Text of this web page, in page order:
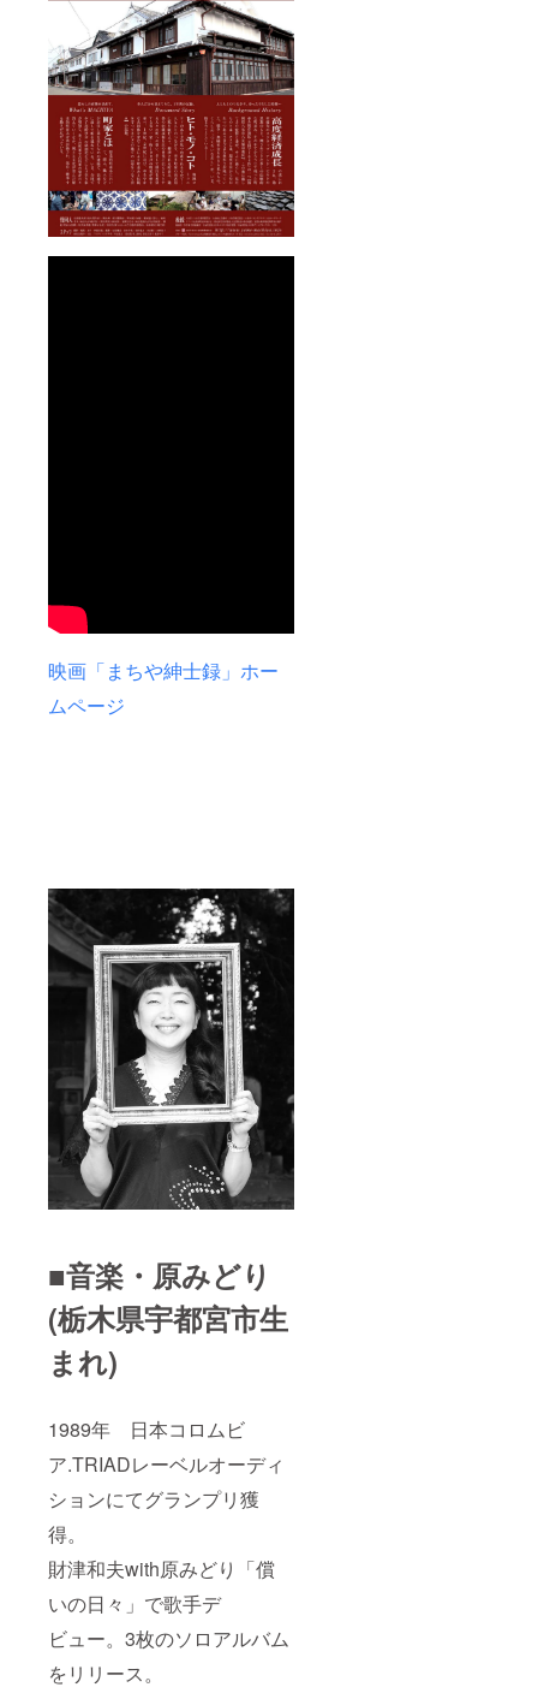
映画「まちや紳士録」ホー
ムページ
■音楽・原みどり
(栃木県宇都宮市生
まれ)
1989年 日本コロムビ
ア.TRIADレーベルオーディ
ションにてグランプリ獲
得。
財津和夫with原みどり「償
いの日々」で歌手デ
ビュー。3枚のソロアルバム
をリリース。